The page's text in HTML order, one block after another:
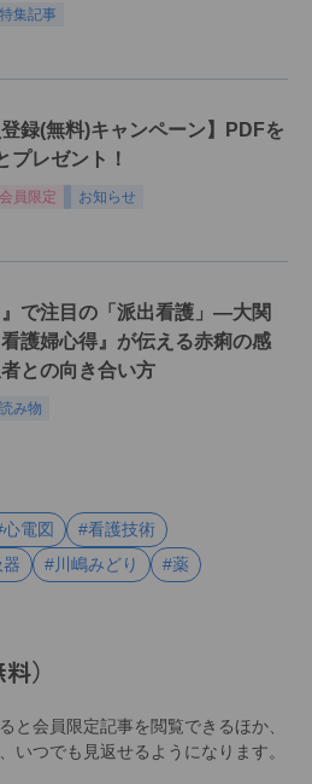
特集記事
登録(無料)キャンペーン】PDFを
プレゼント！
会員限定 お知らせ
』で注目の「派出看護」―大関
護婦心得』が伝える赤痢の感
との向き合い方
読み物
心電図
#看護技術
#川嶋みどり
#薬
）
と会員限定記事を閲覧できるほか、
いつでも見返せるようになります。